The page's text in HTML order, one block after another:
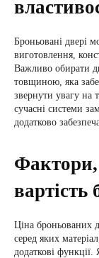
Броньовані двері
виготовлення,
Важливо обирати
товщиною, яка
звернути увагу на
сучасні системи
додатково
вартість
Ціна броньованих
серед яких
додаткові